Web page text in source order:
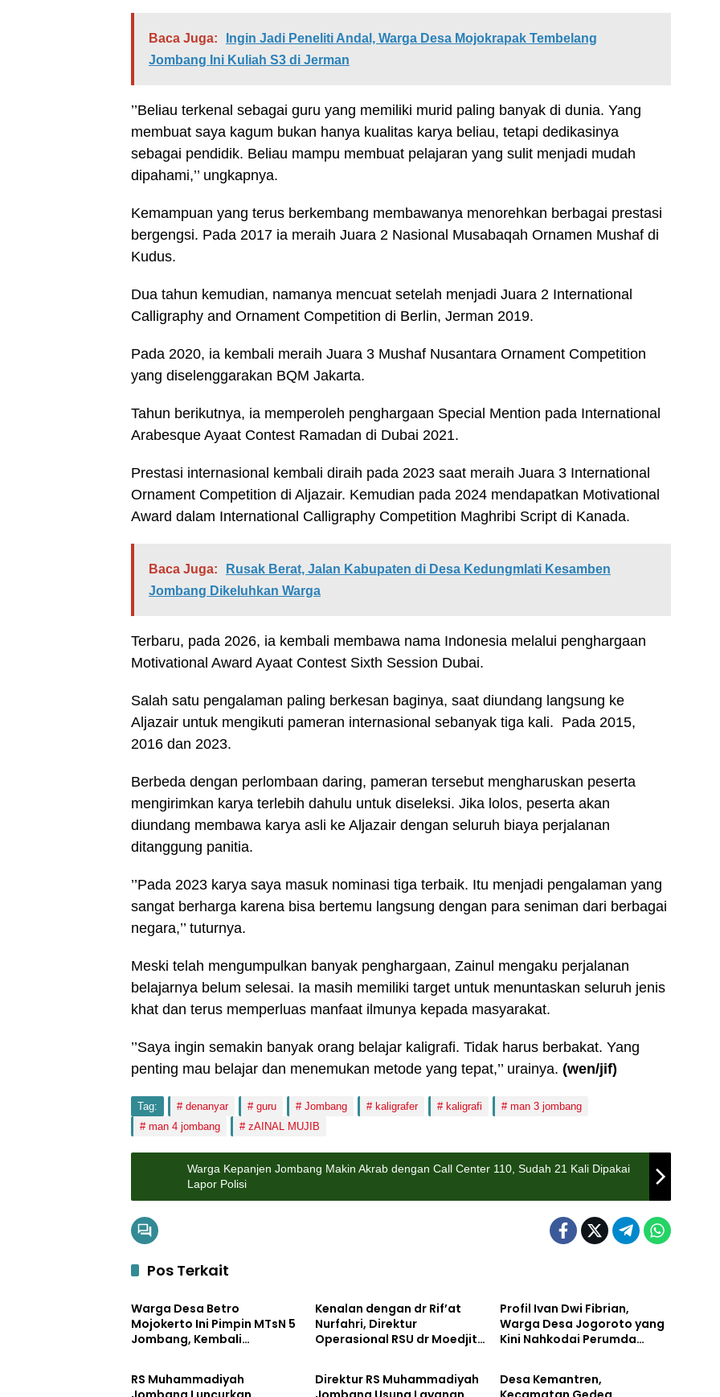
Baca Juga:
Ingin Jadi Peneliti Andal, Warga Desa Mojokrapak Tembelang
Jombang Ini Kuliah S3 di Jerman
’’Beliau terkenal sebagai guru yang memiliki murid paling banyak di dunia. Yang
membuat saya kagum bukan hanya kualitas karya beliau, tetapi dedikasinya
sebagai pendidik. Beliau mampu membuat pelajaran yang sulit menjadi mudah
dipahami,’’ ungkapnya.
Kemampuan yang terus berkembang membawanya menorehkan berbagai prestasi
bergengsi. Pada 2017 ia meraih Juara 2 Nasional Musabaqah Ornamen Mushaf di
Kudus.
Dua tahun kemudian, namanya mencuat setelah menjadi Juara 2 International
Calligraphy and Ornament Competition di Berlin, Jerman 2019.
Pada 2020, ia kembali meraih Juara 3 Mushaf Nusantara Ornament Competition
yang diselenggarakan BQM Jakarta.
Tahun berikutnya, ia memperoleh penghargaan Special Mention pada International
Arabesque Ayaat Contest Ramadan di Dubai 2021.
Prestasi internasional kembali diraih pada 2023 saat meraih Juara 3 International
Ornament Competition di Aljazair. Kemudian pada 2024 mendapatkan Motivational
Award dalam International Calligraphy Competition Maghribi Script di Kanada.
Baca Juga:
Rusak Berat, Jalan Kabupaten di Desa Kedungmlati Kesamben
Jombang Dikeluhkan Warga
Terbaru, pada 2026, ia kembali membawa nama Indonesia melalui penghargaan
Motivational Award Ayaat Contest Sixth Session Dubai.
Salah satu pengalaman paling berkesan baginya, saat diundang langsung ke
Aljazair untuk mengikuti pameran internasional sebanyak tiga kali. Pada 2015,
2016 dan 2023.
Berbeda dengan perlombaan daring, pameran tersebut mengharuskan peserta
mengirimkan karya terlebih dahulu untuk diseleksi. Jika lolos, peserta akan
diundang membawa karya asli ke Aljazair dengan seluruh biaya perjalanan
ditanggung panitia.
’’Pada 2023 karya saya masuk nominasi tiga terbaik. Itu menjadi pengalaman yang
sangat berharga karena bisa bertemu langsung dengan para seniman dari berbagai
negara,’’ tuturnya.
Meski telah mengumpulkan banyak penghargaan, Zainul mengaku perjalanan
belajarnya belum selesai. Ia masih memiliki target untuk menuntaskan seluruh jenis
khat dan terus memperluas manfaat ilmunya kepada masyarakat.
’’Saya ingin semakin banyak orang belajar kaligrafi. Tidak harus berbakat. Yang
penting mau belajar dan menemukan metode yang tepat,’’ urainya. (wen/jif)
Tag: denanyar guru Jombang kaligrafer kaligrafi
man 3 jombang
man 4 jombang
zAINAL MUJIB
Warga Kepanjen Jombang Makin Akrab dengan Call Center 110, Sudah 21 Kali Dipakai
Lapor Polisi
Pos Terkait
Lifestyle
Warga Desa Betro
Mojokerto Ini Pimpin MTsN 5
Jombang, Kembali
Kenalan dengan dr Rif’at
Nurfahri, Direktur
Operasional RSU dr Moedjito
Pelayanan Ilmiah
Profil Ivan Dwi Fibrian,
Warga Desa Jogoroto yang
Kini Nahkodai Perumda
RS Muhammadiyah
Direktur RS Muhammadiyah
Desa Kemantren,